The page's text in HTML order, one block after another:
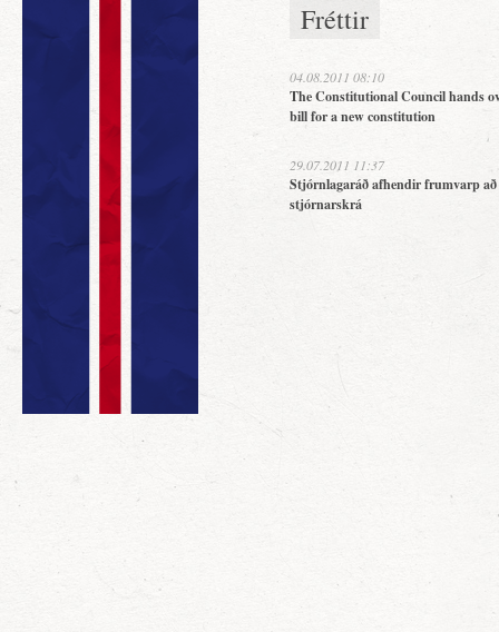
Fréttir
04.08.2011 08:10
The Constitutional Council hands
bill for a new constitution
29.07.2011 11:37
Stjórnlagaráð afhendir frumvarp
stjórnarskrá